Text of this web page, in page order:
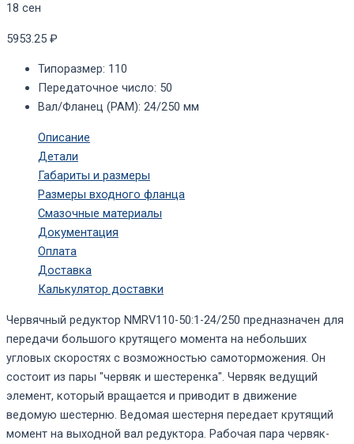
18 сен
5953.25 ₽
Типоразмер: 110
Передаточное число: 50
Вал/Фланец (PAM): 24/250 мм
Описание
Детали
Габариты и размеры
Размеры входного фланца
Смазочные материалы
Документация
Оплата
Доставка
Калькулятор доставки
Червячный редуктор NMRV110-50:1-24/250 предназначен для
передачи большого крутящего момента на небольших
угловых скоростях с возможностью самоторможения. Он
состоит из пары "червяк и шестеренка". Червяк ведущий
элемент, который вращается и приводит в движение
ведомую шестерню. Ведомая шестерня передает крутящий
момент на выходной вал редуктора. Рабочая пара червяк-